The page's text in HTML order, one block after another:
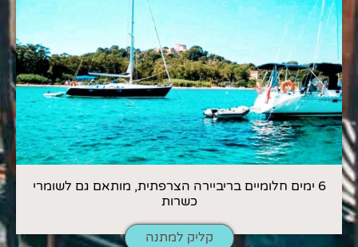
6 ימים חלומיים בריביירה הצרפתית, מותאם גם לשומרי
כשרות
קליק למתנה